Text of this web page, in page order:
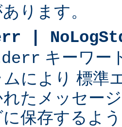
ります。
|
キーワー
ムにより 標準
れたメッセー
に保存するよ